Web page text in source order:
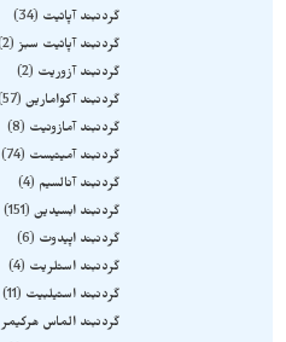
گردنبند آپاتیت
34
گردنبند آپاتیت سبز 2
گردنبند آزوریت
2
گردنبند آکوامارین 57
گردنبند آمازونیت
8
گردنبند آمیتیست
74
گردنبند آنالسیم
4
گردنبند ابسیدین 151
گردنبند اپیدوت
6
گردنبند استلریت
4
گردنبند استیلبیت
11
گردنبند الماس هرکیمر